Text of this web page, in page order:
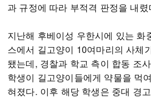
과 규정에 따라 부적격 판정을 내
지난해 후베이성 우한시에 있는 화
스에서 길고양이 10여마리의 사체
됐는데, 경찰과 학교 측이 합동 조
학생이 길고양이들에게 약물을 먹
혀졌다. 이후 해당 학생은 중대 경